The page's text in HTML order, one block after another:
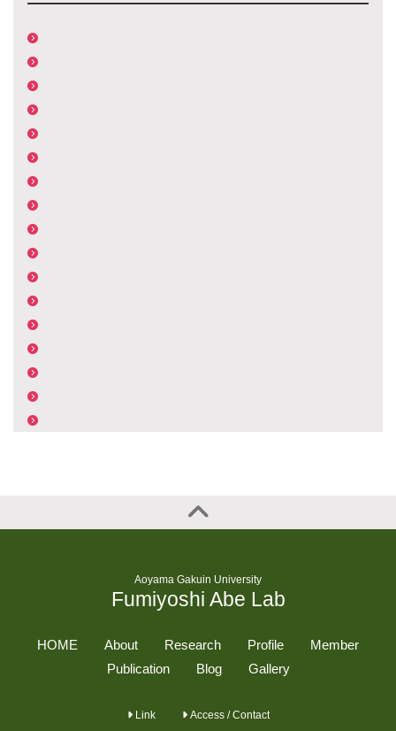
Aoyama Gakuin University
Fumiyoshi Abe Lab
HOME About Research Profile
Member
Publication
Blog Gallery
Link Access / Contact